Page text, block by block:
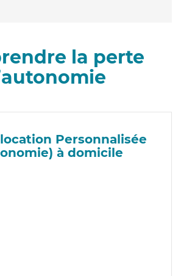
la perte
Personnalisée
à domicile